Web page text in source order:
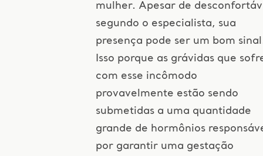
mulher. Apesar de
segundo o especialista, sua
presença pode ser um bom
Isso porque as grávidas que
com esse incômodo
provavelmente estão sendo
submetidas a uma quantidade
grande de hormônios
por garantir uma gestação